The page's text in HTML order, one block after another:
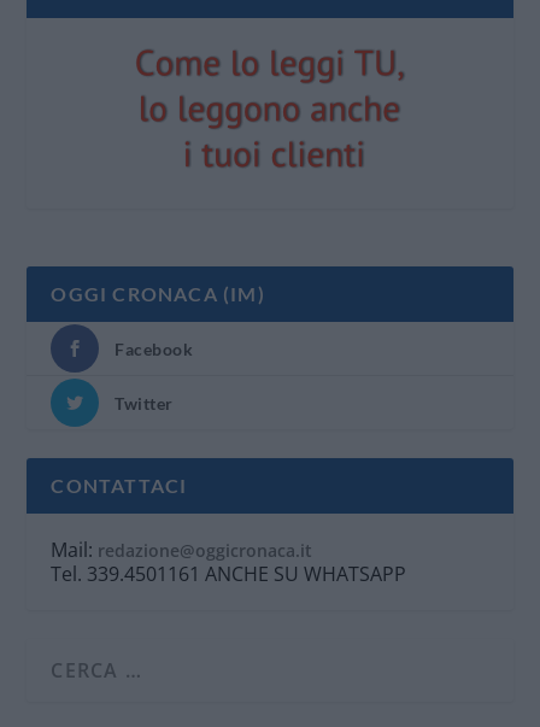
OGGI CRONACA (IM)
Facebook
Twitter
CONTATTACI
Mail: redazione@oggicronaca.it
Tel. 339.4501161 ANCHE SU WHATSAPP